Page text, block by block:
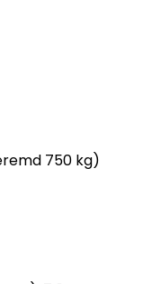
750 kg)